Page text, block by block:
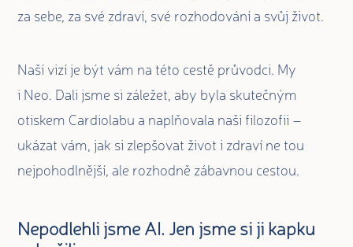
za sebe, za své zdraví, své rozhodování a svůj život.
Naší vizí je být vám na této cestě průvodci. My
i Neo. Dali jsme si záležet, aby byla skutečným
otiskem Cardiolabu a naplňovala naši filozofii –
ukázat vám, jak si zlepšovat život i zdraví ne tou
nejpohodlnější, ale rozhodně zábavnou cestou.
Nepodlehli jsme AI. Jen jsme si ji kapku